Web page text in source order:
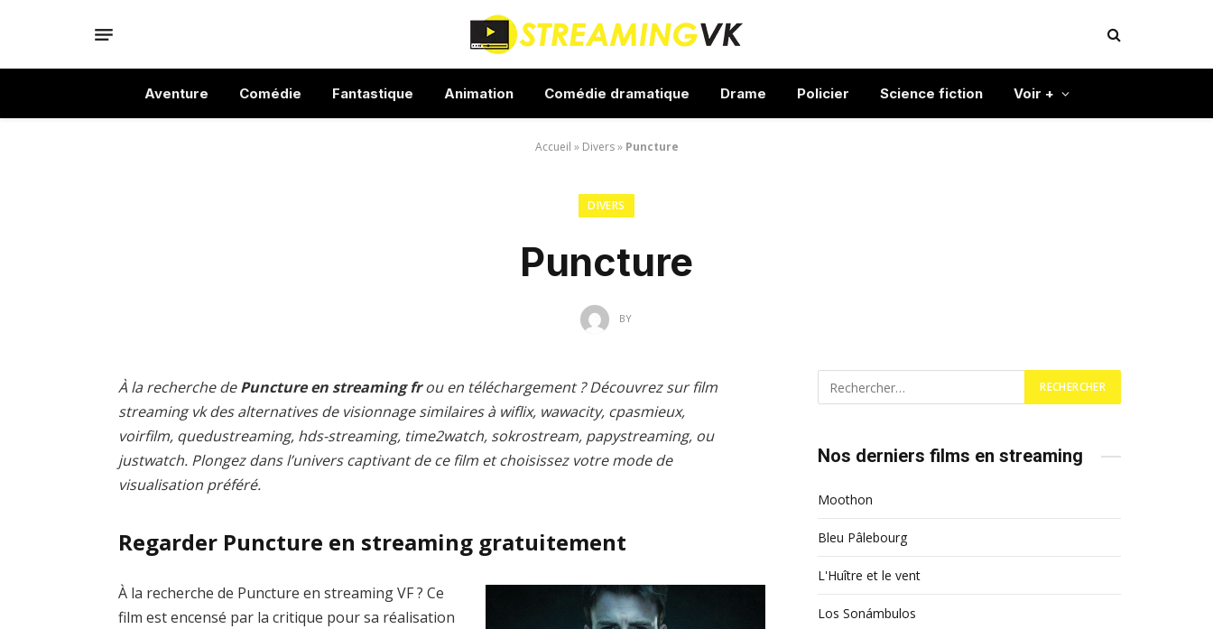
Aventure Comédie Fantastique Animation Comédie dramatique Drame Policier Science fiction Voir +
Accueil » Divers» Puncture
DIVERS
Puncture
BY
À la recherche dePuncture en streaming frou en téléchargement ? Découvrez sur film
streaming vk des alternatives de visionnage similaires à wiflix, wawacity, cpasmieux,
voirfilm, quedustreaming, hds-streaming, time2watch, sokrostream, papystreaming, ou
justwatch. Plongez dans l’univers captivant de ce film et choisissez votre mode de
visualisation préféré.
Regarder Puncture en streaming gratuitement
À la recherche de Puncture en streaming VF ? Ce
film est encensé par la critique pour sa réalisation
Nos derniers films en streaming
Moothon
Bleu Pâlebourg
L'Huître et le vent
Los Sonámbulos